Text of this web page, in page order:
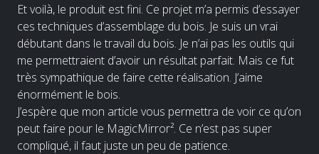
Et voilà, le produit est fini. Ce projet m’a permis d’essayer
ces techniques d’assemblage du bois. Je suis un vrai
débutant dans le travail du bois. Je n’ai pas les outils qui
me permettraient d’avoir un résultat parfait. Mais ce fut
très sympathique de faire cette réalisation. J’aime
énormément le bois.
J’espère que mon article vous permettra de voir ce qu’on
peut faire pour le MagicMirror². Ce n’est pas super
compliqué, il faut juste un peu de patience.